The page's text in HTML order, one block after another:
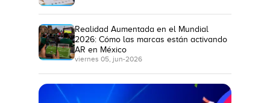
Realidad Aumentada en el Mundial
2026: Cómo las marcas están activando
AR en México
viernes 05, jun-2026